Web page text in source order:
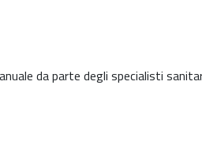
da parte degli specialisti